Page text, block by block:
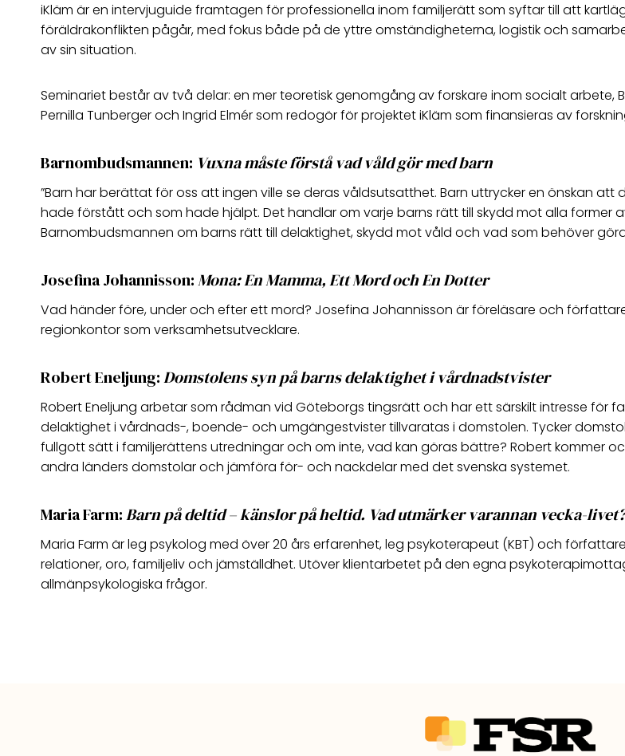
iKläm är en intervjuguide framtagen för professionella inom familjerätt som syftar till att
föräldrakonflikten pågår, med fokus både på de yttre omständigheterna, logistik och
av sin situation.
Seminariet består av två delar: en mer teoretisk genomgång av forskare inom socialt
Pernilla Tunberger och Ingrid Elmér som redogör för projektet iKläm som finansieras av
Barnombudsmannen: Vuxna måste förstå vad våld gör med barn
”Barn har berättat för oss att ingen ville se deras våldsutsatthet. Barn uttrycker en önskan
hade förstått och som hade hjälpt. Det handlar om varje barns rätt till skydd mot alla former
Barnombudsmannen om barns rätt till delaktighet, skydd mot våld och vad som behöver
Josefina Johannisson:Mona: En Mamma, Ett Mord och En Dotter
Vad händer före, under och efter ett mord? Josefina Johannisson är föreläsare och
regionkontor som verksamhetsutvecklare.
Robert Eneljung:Domstolens syn på barns delaktighet i vårdnadstvister
Robert Eneljung arbetar som rådman vid Göteborgs tingsrätt och har ett särskilt intresse för
delaktighet i vårdnads-, boende- och umgängestvister tillvaratas i domstolen. Tycker
fullgott sätt i familjerättens utredningar och om inte, vad kan göras bättre? Robert kommer
andra länders domstolar och jämföra för- och nackdelar med det svenska systemet.
Maria Farm:Barn på deltid – känslor på heltid. Vad utmärker varannan vecka-livet?
Maria Farm är leg psykolog med över 20 års erfarenhet, leg psykoterapeut (KBT) och
relationer, oro, familjeliv och jämställdhet. Utöver klientarbetet på den egna
allmänpsykologiska frågor.